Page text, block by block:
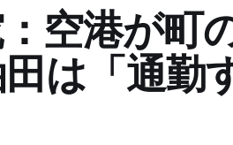
空港が町
は「通勤